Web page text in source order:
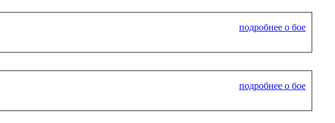
подробнее о бое
подробнее о бое